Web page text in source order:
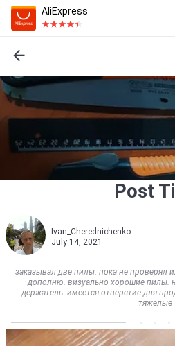
AliExpress
Post
Ivan_Cherednichenko
July 14, 2021
заказывал две пилы. пока не проверял
дополню. визуально хорошие пилы.
держатель. имеется отверстие для
тяжелые